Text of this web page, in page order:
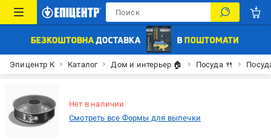
Эпицентр К Каталог Дом и интерьер 🏠 Посуда 🍴
Нет в наличии
Смотреть все Формы для выпечки